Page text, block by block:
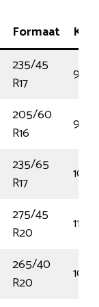
Formaat
235/45
R17
97W
205/60
R16
96V
235/65
R17
108T
275/45
R20
110Y
265/40
R20
104Y